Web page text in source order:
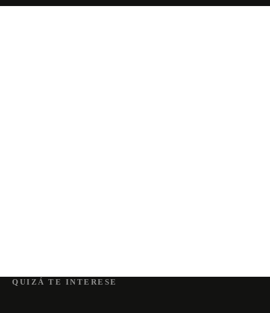
QUIZÁ TE INTERESE